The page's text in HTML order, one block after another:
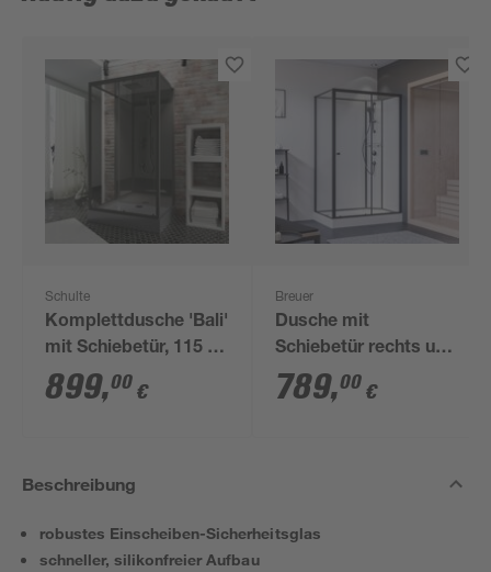
Schulte
Komplettdusche 'Bali'
mit Schiebetür, 115 x
85 x 215 cm
899,00 €
Breuer
Dusche mit
Schiebetür rechts und
Seitenwand, Klarglas,
vollgerahmt, schwarz
789,00 €
Beschreibung
robustes Einscheiben-Sicherheitsglas
schneller, silikonfreier Aufbau